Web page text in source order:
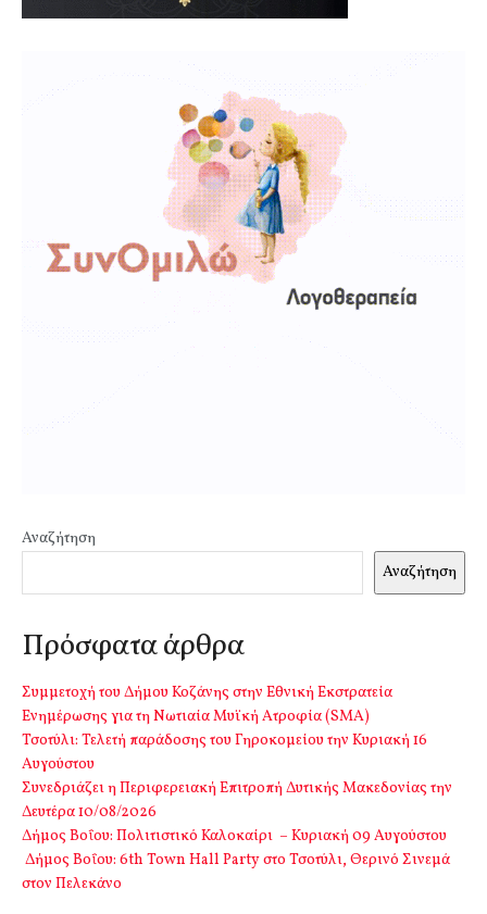
Αναζήτηση
Αναζήτηση
Πρόσφατα άρθρα
Συμμετοχή του Δήμου Κοζάνης στην Εθνική Εκστρατεία
Ενημέρωσης για τη Νωτιαία Μυϊκή Ατροφία (SMA)
Τσοτύλι: Τελετή παράδοσης του Γηροκομείου την Κυριακή 16
Αυγούστου
Συνεδριάζει η Περιφερειακή Επιτροπή Δυτικής Μακεδονίας την
Δευτέρα 10/08/2026
Δήμος Βοΐου: Πολιτιστικό Καλοκαίρι – Κυριακή 09 Αυγούστου
Δήμος Βοΐου: 6th Town Hall Party στο Τσοτύλι, Θερινό Σινεμά
στον Πελεκάνο